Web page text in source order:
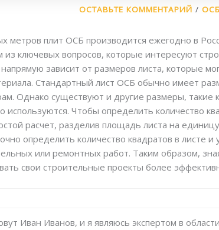
ОСТАВЬТЕ КОММЕНТАРИЙ / ОСБ
метров плит ОСБ производится ежегодно в
ключевых вопросов, которые интересуют
зависит от размеров листа, которые
Стандартный лист ОСБ обычно имеет
Однако существуют и другие размеры,
используются. Чтобы определить количество
расчет, разделив площадь листа на
определить количество квадратов в листе
или ремонтных работ. Таким образом,
свои строительные проекты более
Иван Иванов, и я являюсь экспертом в